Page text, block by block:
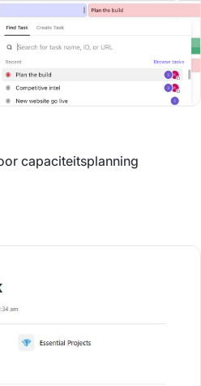
capaciteitsplanning